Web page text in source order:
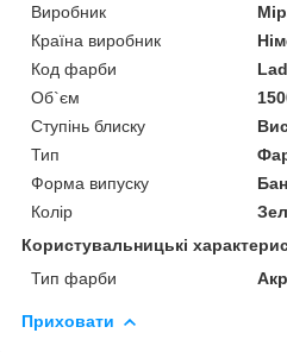
Виробник
Країна виробник
Код фарби
Об`єм
Ступінь блиску
Тип
Форма випуску
Колір
Користувальницькі
Тип фарби
Приховати